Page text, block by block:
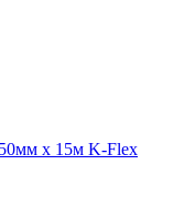
х 15м K-Flex